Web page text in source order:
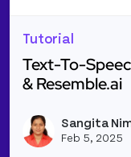
Tutorial
Text-To-
& Resemble.ai
Sangita
Feb 5, 2025